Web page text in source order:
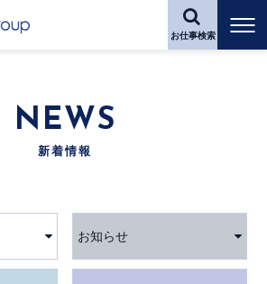
お仕事検索
NEWS
新着情報
お知らせ